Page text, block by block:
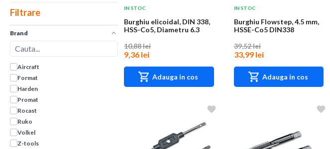
Filtrare
Brand
Aircraft
Format
Harden
Promat
Rocast
Ruko
Volkel
Z-tools
IN STOC
Burghiu elicoidal, DIN 338,
HSS-Co5, Diametru 6.3
10,88 lei
9,36 lei
Adauga in cos
IN STOC
Burghiu Flowstep, 4.5 mm,
HSSE-Co5 DIN338
39,52 lei
33,99 lei
Adauga in cos